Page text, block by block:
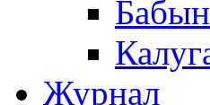
Журнал